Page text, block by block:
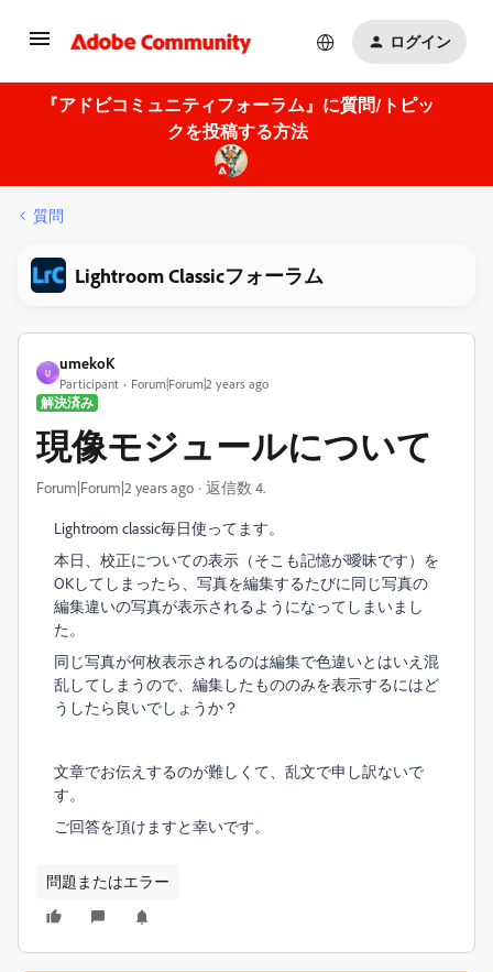
ログイン
『アドビコミュニティフォーラム』に質問/トピッ
クを投稿する方法
質問
Lightroom Classicフォーラム
U
umekoK
Participant
Forum|Forum|2 years ago
解決済み
現像モジュールについて
Forum|Forum|2 years ago 返信数 4.
Lightroom classic毎日使ってます。
本日、校正についての表示（そこも記憶が曖昧です）を
OKしてしまったら、写真を編集するたびに同じ写真の
編集違いの写真が表示されるようになってしまいまし
た。
同じ写真が何枚表示されるのは編集で色違いとはいえ混
乱してしまうので、編集したもののみを表示するにはど
うしたら良いでしょうか？
文章でお伝えするのが難しくて、乱文で申し訳ないで
す。
ご回答を頂けますと幸いです。
問題またはエラー